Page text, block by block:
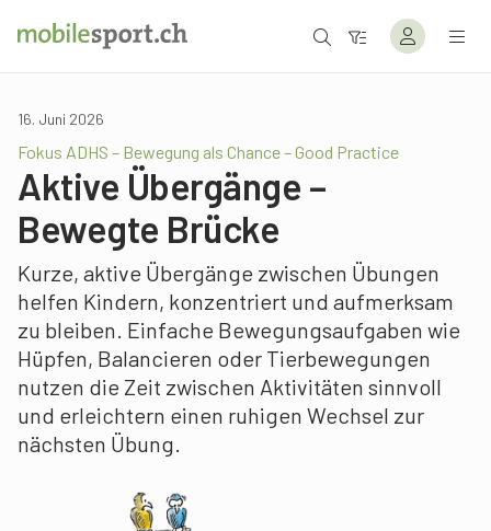
16. Juni 2026
Fokus ADHS – Bewegung als Chance – Good Practice
Aktive Übergänge –
Bewegte Brücke
Kurze, aktive Übergänge zwischen Übungen
helfen Kindern, konzentriert und aufmerksam
zu bleiben. Einfache Bewegungsaufgaben wie
Hüpfen, Balancieren oder Tierbewegungen
nutzen die Zeit zwischen Aktivitäten sinnvoll
und erleichtern einen ruhigen Wechsel zur
nächsten Übung.